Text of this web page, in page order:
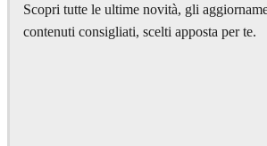
Scopri tutte le ultime novità, gli
contenuti consigliati, scelti apposta per te.